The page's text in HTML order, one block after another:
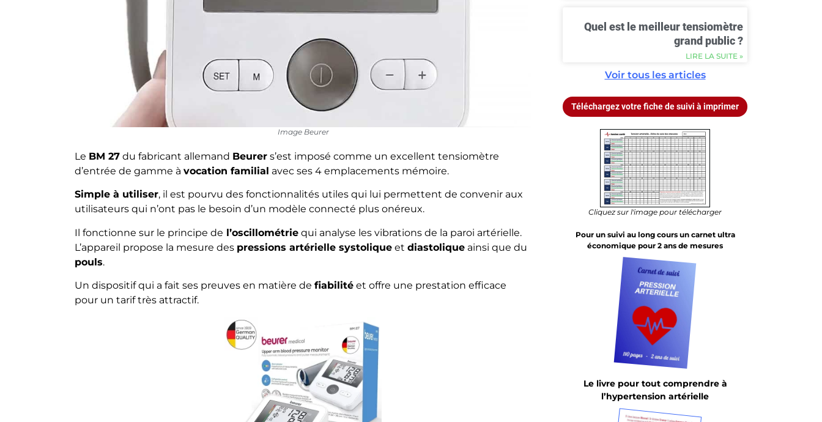
Image Beurer
Le BM 27 du fabricant allemand Beurer s’est imposé comme un excellent tensiomètre
d’entrée de gamme à vocation familial avec ses 4 emplacements mémoire.
Simple à utiliser, il est pourvu des fonctionnalités utiles qui lui permettent de convenir aux
utilisateurs qui n’ont pas le besoin d’un modèle connecté plus onéreux.
Il fonctionne sur le principe de l’oscillométrie qui analyse les vibrations de la paroi artérielle.
L’appareil propose la mesure des pressions artérielle systolique et diastolique ainsi que du
pouls.
Un dispositif qui a fait ses preuves en matière de fiabilité et offre une prestation efficace
pour un tarif très attractif.
Quel est le meilleur tensiomètre
grand public ?
LIRE LA SUITE »
Voir tous les articles
Téléchargez votre fiche de suivi à imprimer
Cliquez sur l'image pour télécharger
Pour un suivi au long cours un carnet ultra
économique pour 2 ans de mesures
Le livre pour tout comprendre à
l’hypertension artérielle